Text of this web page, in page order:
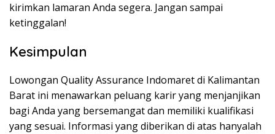
kirimkan lamaran Anda segera. Jangan sampai
ketinggalan!
Kesimpulan
Lowongan Quality Assurance Indomaret di Kalimantan
Barat ini menawarkan peluang karir yang menjanjikan
bagi Anda yang bersemangat dan memiliki kualifikasi
yang sesuai. Informasi yang diberikan di atas hanyalah